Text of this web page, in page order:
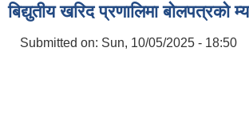
बिद्युतीय खरिद प्रणालिमा बोलपत्रको
Submitted on: Sun, 10/05/2025 - 18:50